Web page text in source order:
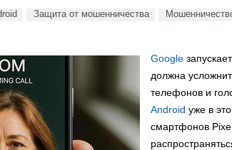
Защита от мошенничества
Google
должна
телефонов и
Android уже в
смартфонов